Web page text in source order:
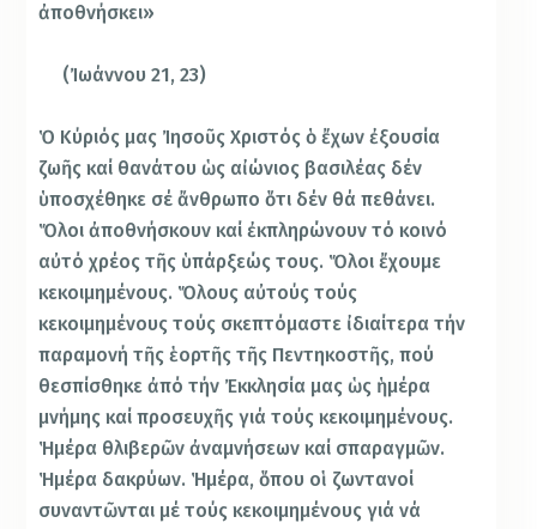
ἀποθνήσκει»
(Ἰωάννου 21, 23)
Ὁ Κύριός μας Ἰησοῦς Χριστός ὁ ἔχων ἐξουσία
ζωῆς καί θανάτου ὡς αἰώνιος βασιλέας δέν
ὑποσχέθηκε σέ ἄνθρωπο ὅτι δέν θά πεθάνει.
Ὅλοι ἀποθνήσκουν καί ἐκπληρώνουν τό κοινό
αὐτό χρέος τῆς ὑπάρξεώς τους. Ὅλοι ἔχουμε
κεκοιμημένους. Ὅλους αὐτούς τούς
κεκοιμημένους τούς σκεπτόμαστε ἰδιαίτερα τήν
παραμονή τῆς ἑορτῆς τῆς Πεντηκοστῆς, πού
θεσπίσθηκε ἀπό τήν Ἐκκλησία μας ὡς ἡμέρα
μνήμης καί προσευχῆς γιά τούς κεκοιμημένους.
Ἡμέρα θλιβερῶν ἀναμνήσεων καί σπαραγμῶν.
Ἡμέρα δακρύων. Ἡμέρα, ὅπου οἱ ζωντανοί
συναντῶνται μέ τούς κεκοιμημένους γιά νά